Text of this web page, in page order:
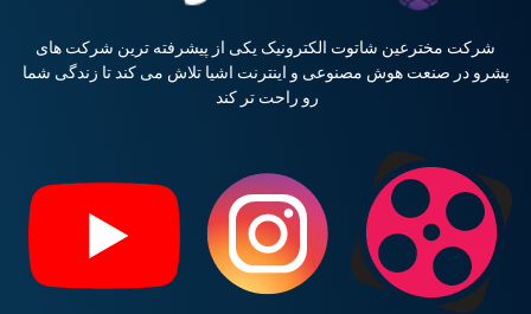
شرکت مخترعین شاتوت الکترونیک یکی از پیشرفته ترین شرکت های
پشرو در صنعت هوش مصنوعی و اینترنت اشیا تلاش می کند تا زندگی شما
رو راحت تر کند